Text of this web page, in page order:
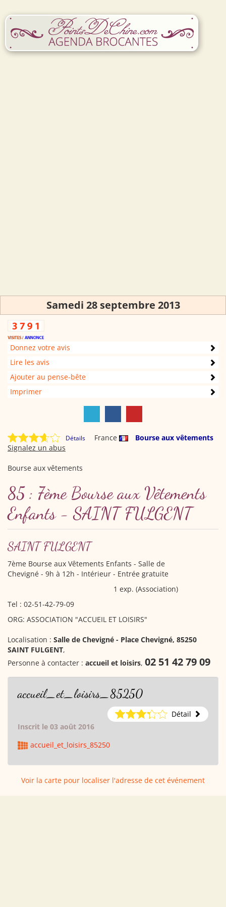
Samedi 28 septembre 2013
Donnez votre avis
Lire les avis
Ajouter au pense-bête
Imprimer
Détails France
Bourse aux vêtements
Signalez un abus
Bourse aux vêtements
85 : 7ème Bourse aux Vêtements
Enfants - SAINT FULGENT
SAINT FULGENT
7ème Bourse aux Vêtements Enfants - Salle de
Chevigné - 9h à 12h - Intérieur - Entrée gratuite
1 exp. (Association)
Tel : 02-51-42-79-09
ORG: ASSOCIATION "ACCUEIL ET LOISIRS"
Localisation : Salle de Chevigné - Place Chevigné, 85250
SAINT FULGENT,
Personne à contacter : accueil et loisirs, 02 51 42 79 09
accueil_et_loisirs_85250
Détail
Inscrit le 03 août 2016
accueil_et_loisirs_85250
Voir la carte pour localiser l'adresse de cet événement